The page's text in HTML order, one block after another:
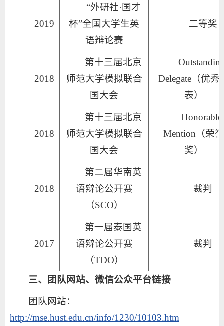
2019
“外研社·国才
杯”全国大学生英
语辩论赛
二等奖
2018
第十三届北京
师范大学模拟联合
国大会
Delegate（优秀
表）
2018
第十三届北京
师范大学模拟联合
国大会
Mention（荣誉
奖）
2018
第二届华南英
语辩论公开赛
（SCO）
裁判
2017
第一届泰国英
语辩论公开赛
（TDO）
裁判
三、团队网站、微信公众平台链接
团队网站：
http://mse.hust.edu.cn/info/1230/10103.htm